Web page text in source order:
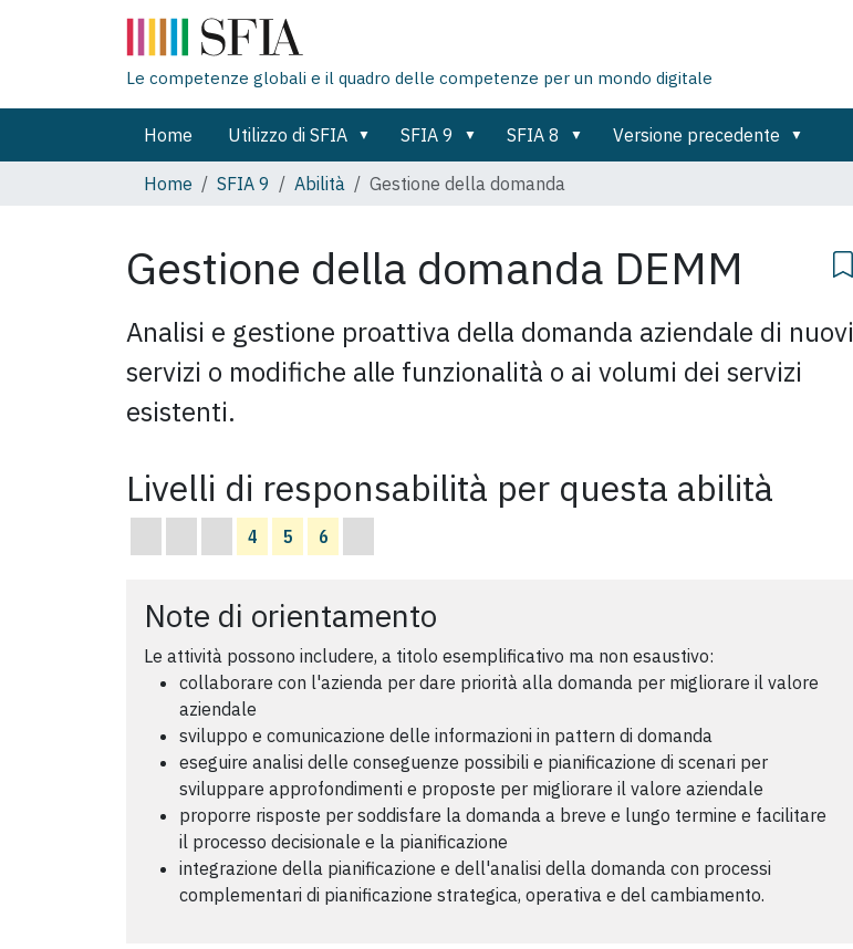
Le competenze globali e il quadro delle competenze per un mondo digitale
Home Utilizzo di SFIA SFIA 9 SFIA 8 Versione precedente
Home
SFIA 9 Abilità Gestione della domanda
Gestione della domanda DEMM
Analisi e gestione proattiva della domanda aziendale di nuovi
servizi o modifiche alle funzionalità o ai volumi dei servizi
esistenti.
Livelli di responsabilità per questa abilità
4 5 6
Note di orientamento
Le attività possono includere, a titolo esemplificativo ma non esaustivo:
collaborare con l'azienda per dare priorità alla domanda per migliorare il valore
aziendale
sviluppo e comunicazione delle informazioni in pattern di domanda
eseguire analisi delle conseguenze possibili e pianificazione di scenari per
sviluppare approfondimenti e proposte per migliorare il valore aziendale
proporre risposte per soddisfare la domanda a breve e lungo termine e facilitare
il processo decisionale e la pianificazione
integrazione della pianificazione e dell'analisi della domanda con processi
complementari di pianificazione strategica, operativa e del cambiamento.